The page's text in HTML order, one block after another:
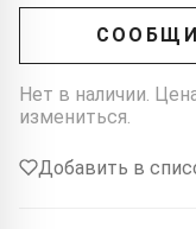
Нет в наличии.
измениться.
Добавить в